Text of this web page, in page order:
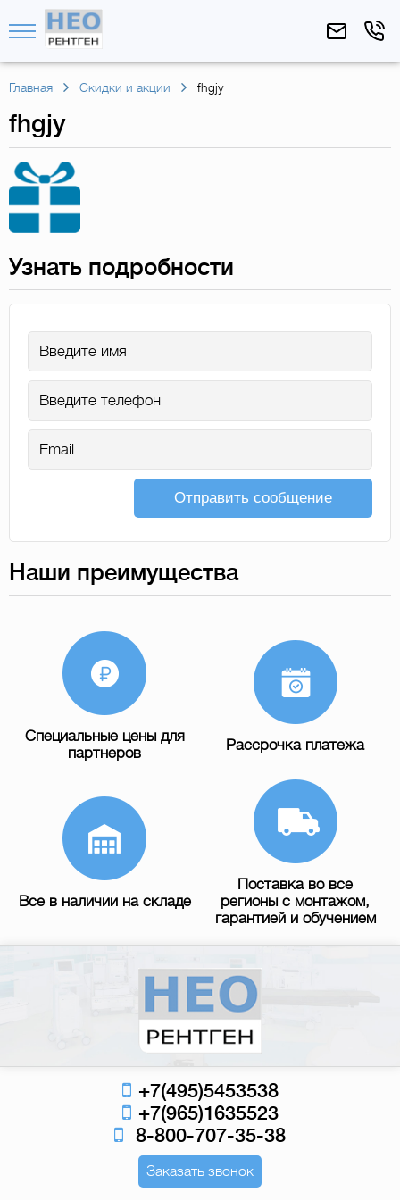
Главная Скидки и акции fhgjy
fhgjy
Узнать подробности
Отправить сообщение
Наши преимущества
Специальные цены для
партнеров
Рассрочка платежа
Все в наличии на складе
Поставка во все
регионы с монтажом,
гарантией и обучением
+7(495)5453538
+7(965)1635523
8-800-707-35-38
Заказать звонок